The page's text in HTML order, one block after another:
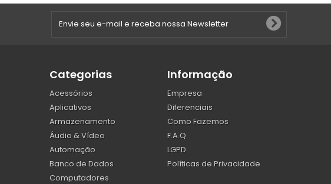
Categorias
Acessórios
Aplicativos
Armazenamento
Áudio & Vídeo
Automação
Banco de Dados
Computadores
Informação
Empresa
Diferenciais
Como Fazemos
F.A.Q
LGPD
Políticas de Privacidade